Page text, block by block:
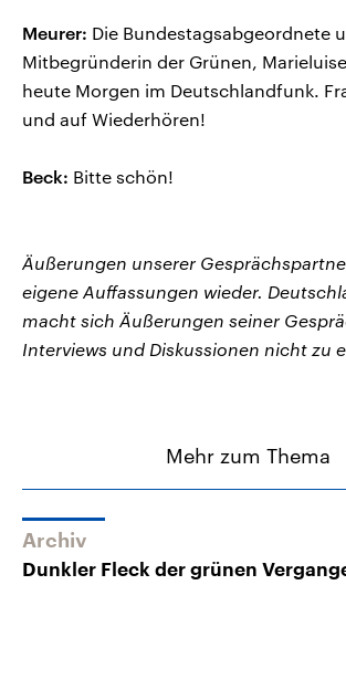
Meurer: Die Bundestagsabgeordnete
Mitbegründerin der Grünen,
heute Morgen im Deutschlandfunk.
und auf Wiederhören!
Beck: Bitte schön!
Äußerungen unserer
eigene Auffassungen wieder.
macht sich Äußerungen seiner
Interviews und Diskussionen nicht zu
Mehr zum Thema
Archiv
Dunkler Fleck der grünen